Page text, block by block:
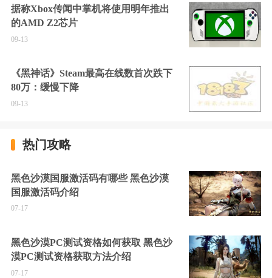
据称Xbox传闻中掌机将使用明年推出
的AMD Z2芯片
09-13
《黑神话》Steam最高在线数首次跌下
80万：缓慢下降
09-13
热门攻略
黑色沙漠国服激活码有哪些 黑色沙漠
国服激活码介绍
07-17
黑色沙漠PC测试资格如何获取 黑色沙
漠PC测试资格获取方法介绍
07-17